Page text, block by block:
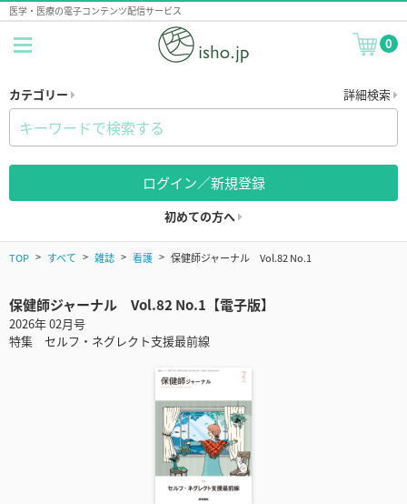
医学・医療の電子コンテンツ配信サービス
0
カテゴリー 詳細検索
ログイン／新規登録
初めての方へ
TOP すべて 雑誌 看護 保健師ジャーナル Vol.82 No.1
保健師ジャーナル Vol.82 No.1【電子版】
2026年 02月号
特集 セルフ・ネグレクト支援最前線